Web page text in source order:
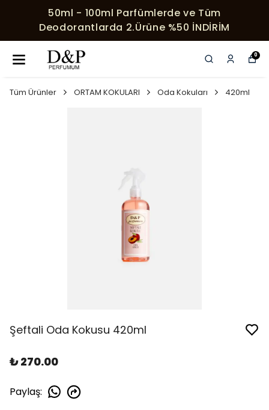
50ml - 100ml Parfümlerde ve Tüm
Deodorantlarda 2.Ürüne %50 İNDİRİM
0
Tüm Ürünler ORTAM KOKULARI Oda Kokuları 420ml
Şeftali Oda Kokusu 420ml
₺ 270.00
Paylaş: